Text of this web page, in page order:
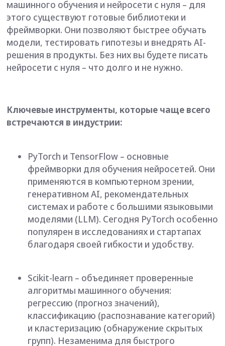
PyTorch и TensorFlow – основные
фреймворки для обучения нейросетей. Они
применяются в компьютерном зрении,
генеративном AI, рекомендательных
системах и работе с большими языковыми
моделями (LLM). Сегодня PyTorch особенно
популярен в исследованиях и стартапах
Scikit-learn – объединяет проверенные
классификацию (распознавание категорий)
и кластеризацию (обнаружение скрытых
групп). Незаменима для быстрого
прототипирования, обработки небольших
наборов данных и построения базовых
моделей, с которых начинается любой ML-
проект.
моделями (LLM). Позволяет загружать,
дообучать и использовать модели вроде
BERT, GPT, Llama и Mistral. Содержит
тысячи готовых предобученных моделей,
экономя недели разработки и снижая порог
входа в NLP.